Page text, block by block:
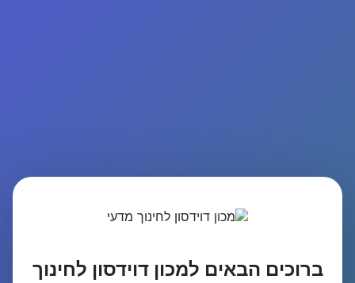
ברוכים הבאים למכון דוידסון לחינוך